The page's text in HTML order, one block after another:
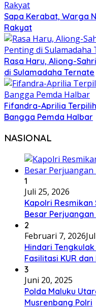
Sapa Kerabat, Warga
Rakyat
Rasa Haru, Aliong-
di Sulamadaha Ternate
Fifandra-Aprilia
Bangga Pemda Halbar
NASIONAL
1
Juli 25, 2026
Kapolri
Besar
2
Februari 7, 2026
Hindari
Fasilitasi KUR
3
Juni 20, 2025
Polda Maluku
Musrenbang Polri